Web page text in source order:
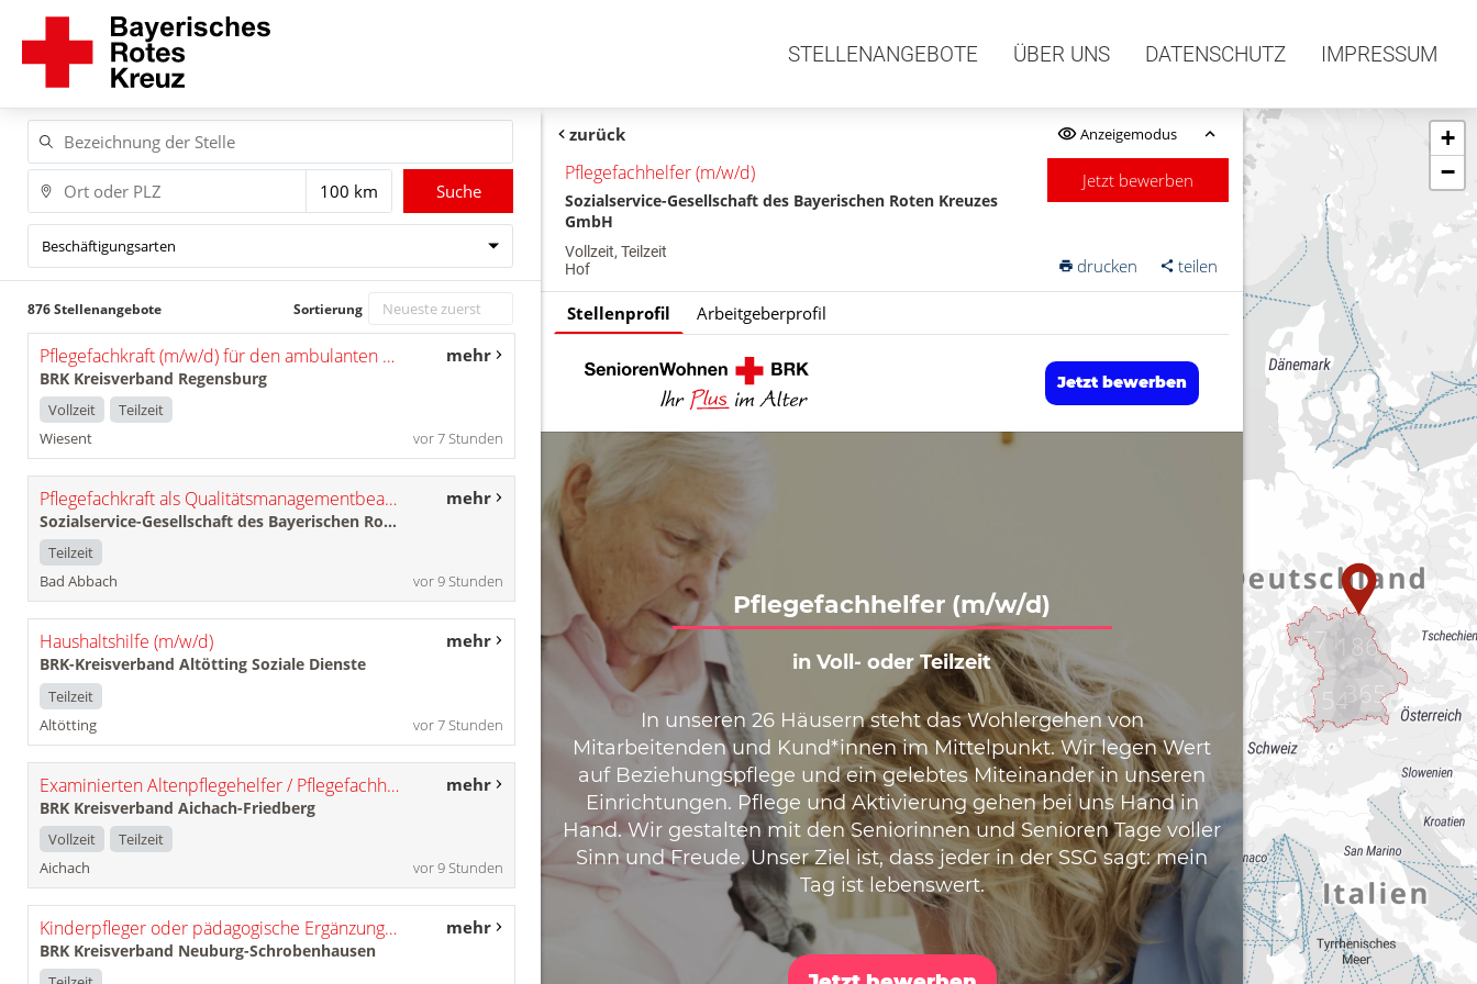
STELLENANGEBOTE ÜBER UNS DATENSCHUTZ IMPRESSUM
Suche
Beschäftigungsarten
876 Stellenangebote Sortierung
Pflegefachkraft (m/w/d) für den ambulanten Pflegedienst Wiesent
BRK Kreisverband Regensburg
Vollzeit
Teilzeit
Wiesent
mehr
vor 7 Stunden
Pflegefachkraft als Qualitätsmanagementbeauftragte*r (m/w/d)
Sozialservice-Gesellschaft des Bayerischen Roten Kreuzes GmbH
Teilzeit
Bad Abbach
mehr
vor 9 Stunden
Haushaltshilfe (m/w/d)
BRK-Kreisverband Altötting Soziale Dienste
Teilzeit
Altötting
mehr
vor 7 Stunden
Examinierten Altenpflegehelfer / Pflegefachhelfer (m/w/d)
BRK Kreisverband Aichach-Friedberg
Vollzeit
Teilzeit
Aichach
mehr
vor 9 Stunden
Kinderpfleger oder pädagogische Ergänzungskraft (m/w/d) für den Hort Lummerland
BRK Kreisverband Neuburg-Schrobenhausen
mehr
zurück Anzeigemodus
Pflegefachhelfer (m/w/d)
Sozialservice-Gesellschaft des Bayerischen Roten Kreuzes
GmbH
Vollzeit, Teilzeit
Hof
Jetzt bewerben
drucken teilen
Stellenprofil Arbeitgeberprofil
365
186
171
154
+
−